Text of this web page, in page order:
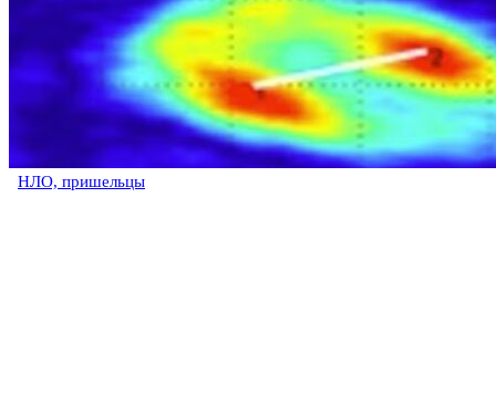
НЛО, пришельцы